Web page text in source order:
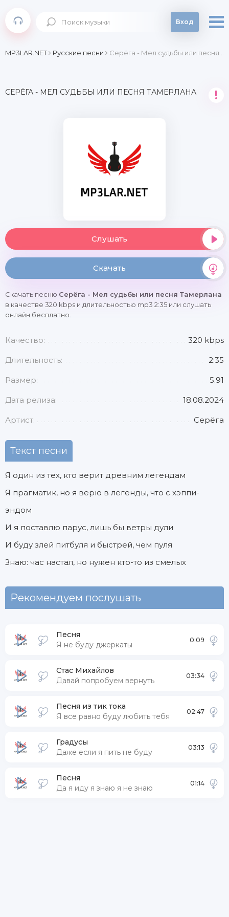
Вход
MP3LAR.NET Русские песни Серёга - Мел судьбы или песня Тамерлана
СЕРЁГА - МЕЛ СУДЬБЫ ИЛИ ПЕСНЯ ТАМЕРЛАНА !
Слушать
Скачать
Скачать песню Серёга - Мел судьбы или песня Тамерлана
в качестве 320 kbps и длительностью mp3 2:35 или слушать
онлайн бесплатно.
Качество: 320 kbps
Длительность: 2:35
Размер: 5.91
Дата релиза: 18.08.2024
Артист: Серёга
Текст песни
Я один из тех, кто верит древним легендам
Я прагматик, но я верю в легенды, что с хэппи-
эндом
И я поставлю парус, лишь бы ветры дули
И буду злей питбуля и быстрей, чем пуля
Знаю: час настал, но нужен кто-то из смелых
Рекомендуем послушать
Песня
Я не буду джеркаты
0:09
Стас Михайлов
Давай попробуем вернуть
03:34
Песня из тик тока
Я все равно буду любить тебя
02:47
Градусы
Даже если я пить не буду
03:13
Песня
Да я иду я знаю я не знаю
01:14